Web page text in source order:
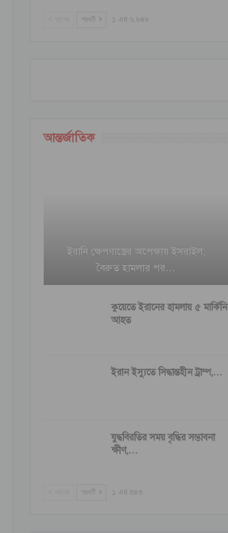
পরবর্তী ১ এর ৬,৮৪৮
আন্তর্জাতিক
ইরানি ক্ষেপণাস্ত্রের অপেক্ষায় ইসরাইল;
বৈরুত হামলার পর…
কুয়েতে ইরানের হামলায় ৫ মার্কিনি
আহত
ইরান ইস্যুতে সিদ্ধান্তহীন ট্রাম্প,…
যুদ্ধবিরতির সময় বৃদ্ধির সম্ভাবনা
ক্ষীণ,…
পরবর্তী ১ এর ৫৪৩